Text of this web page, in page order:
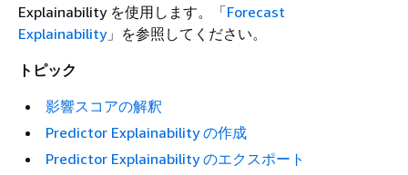
Explainability を使用します。「Forecast
Explainability」を参照してください。
トピック
影響スコアの解釈
Predictor Explainability の作成
Predictor Explainability のエクスポート